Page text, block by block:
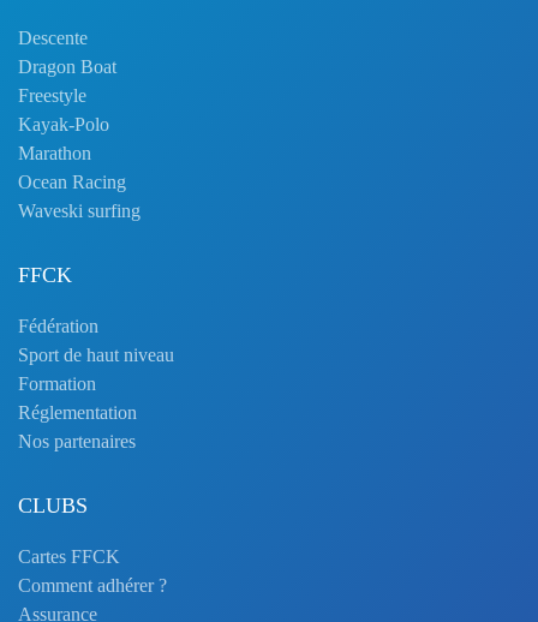
Descente
Dragon Boat
Freestyle
Kayak-Polo
Marathon
Ocean Racing
Waveski surfing
FFCK
Fédération
Sport de haut niveau
Formation
Réglementation
Nos partenaires
CLUBS
Cartes FFCK
Comment adhérer ?
Assurance